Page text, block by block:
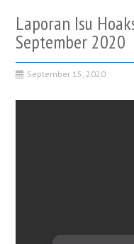
Laporan Isu
September 2020
September 15, 2020